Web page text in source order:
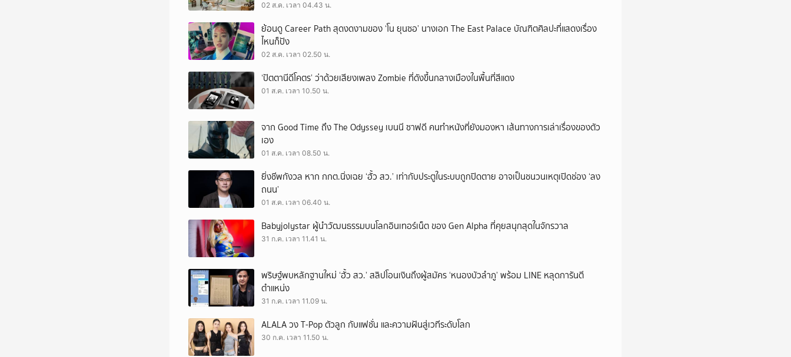
02 ส.ค. เวลา 04.43 น.
ย้อนดู Career Path สุดงดงามของ ‘โน ยุนซอ’ นางเอก The East Palace บัณฑิตศิลปะที่แสดงเรื่อง
ไหนก็ปัง
02 ส.ค. เวลา 02.50 น.
‘ปัตตานีดีโคตร’ ว่าด้วยเสียงเพลง Zombie ที่ดังขึ้นกลางเมืองในพื้นที่สีแดง
01 ส.ค. เวลา 10.50 น.
จาก Good Time ถึง The Odyssey เบนนี ซาฟดี คนทำหนังที่ยังมองหา เส้นทางการเล่าเรื่องของตัว
เอง
01 ส.ค. เวลา 08.50 น.
ยิ่งชีพกังวล หาก กกต.นิ่งเฉย ‘ฮั้ว สว.’ เท่ากับประตูในระบบถูกปิดตาย อาจเป็นชนวนเหตุเปิดช่อง ‘ลง
ถนน’
01 ส.ค. เวลา 06.40 น.
Babyjolystar ผู้นำวัฒนธรรมบนโลกอินเทอร์เน็ต ของ Gen Alpha ที่คุยสนุกสุดในจักรวาล
31 ก.ค. เวลา 11.41 น.
พริษฐ์พบหลักฐานใหม่ ‘ฮั้ว สว.’ สลิปโอนเงินถึงผู้สมัคร ‘หนองบัวลำภู’ พร้อม LINE หลุดการันตี
ตำแหน่ง
31 ก.ค. เวลา 11.09 น.
ALALA วง T-Pop ตัวลูก กับแฟชั่น และความฝันสู่เวทีระดับโลก
30 ก.ค. เวลา 11.50 น.